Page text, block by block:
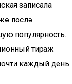
записала
после
популярность.
тираж
каждый день